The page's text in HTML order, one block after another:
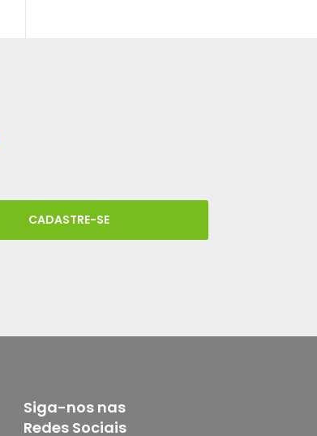
CADASTRE-SE
Siga-nos nas
Redes Sociais